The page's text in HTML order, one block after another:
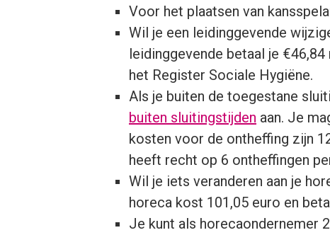
Voor het plaatsen van
Wil je een leidinggevende
leidinggevende betaal je
het Register Sociale Hygiëne.
Als je buiten de toegestane
buiten sluitingstijden aan. Je
kosten voor de ontheffing zijn
heeft recht op 6 ontheffingen
Wil je iets veranderen aan je
horeca kost 101,05 euro en
Je kunt als horecaondernemer